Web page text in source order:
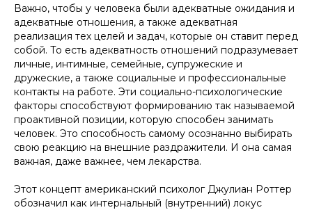
Важно, чтобы у человека были адекватные ожидания и
адекватные отношения, а также адекватная
реализация тех целей и задач, которые он ставит перед
собой. То есть адекватность отношений подразумевает
личные, интимные, семейные, супружеские и
дружеские, а также социальные и профессиональные
контакты на работе. Эти социально-психологические
факторы способствуют формированию так называемой
проактивной позиции, которую способен занимать
человек. Это способность самому осознанно выбирать
свою реакцию на внешние раздражители. И она самая
важная, даже важнее, чем лекарства.
Этот концепт американский психолог Джулиан Роттер
обозначил как интернальный (внутренний) локус